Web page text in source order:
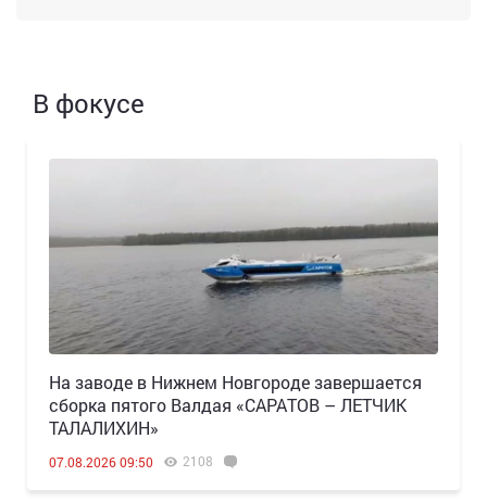
В фокусе
Н️а заводе в Нижнем Новгороде завершается
сборка пятого Валдая «САРАТОВ – ЛЕТЧИК
ТАЛАЛИХИН»
07.08.2026 09:50 2108